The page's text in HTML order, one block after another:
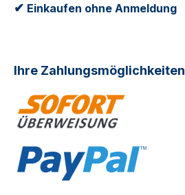
✔ Einkaufen ohne Anmeldung
Ihre Zahlungsmöglichkeiten